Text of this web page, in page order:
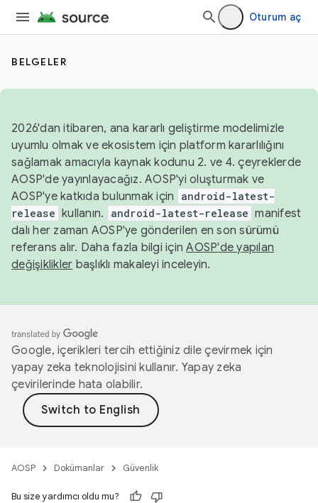
Oturum aç
BELGELER
2026'dan itibaren, ana kararlı geliştirme modelimizle
uyumlu olmak ve ekosistem için platform kararlılığını
sağlamak amacıyla kaynak kodunu 2. ve 4. çeyreklerde
AOSP'de yayınlayacağız. AOSP'yi oluşturmak ve
AOSP'ye katkıda bulunmak için
android-latest-
release kullanın. android-latest-release manifest
dalı her zaman AOSP'ye gönderilen en son sürümü
referans alır. Daha fazla bilgi içinAOSP'de yapılan
değişiklikler başlıklı makaleyi inceleyin.
Google, içerikleri tercih ettiğiniz dile çevirmek için
yapay zeka teknolojisini kullanır. Yapay zeka
çevirilerinde hata olabilir.
AOSP Dokümanlar Güvenlik
Bu size yardımcı oldu mu?